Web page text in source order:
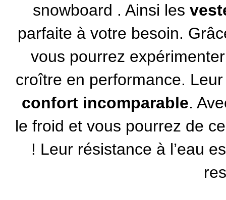
snowboard . Ainsi les
parfaite à votre besoin.
vous pourrez
croître en performance.
confort incomparable.
le froid et vous pourrez de
! Leur résistance à l’eau